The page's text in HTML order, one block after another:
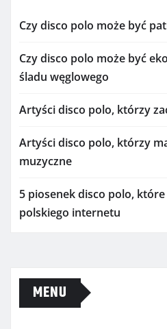
Czy disco polo może być
Czy disco polo może być
śladu węglowego
Artyści disco polo, którzy
Artyści disco polo, którzy
muzyczne
5 piosenek disco polo,
polskiego internetu
MENU